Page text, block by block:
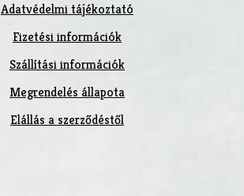
Adatvédelmi tájékoztató
Fizetési információk
Szállítási információk
Megrendelés állapota
Elállás a szerződéstől